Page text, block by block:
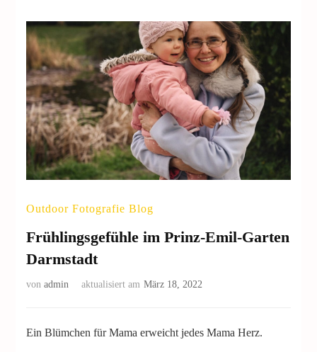
Outdoor Fotografie Blog
Frühlingsgefühle im Prinz-Emil-Garten
Darmstadt
vonadmin aktualisiert am März 18, 2022
Ein Blümchen für Mama erweicht jedes Mama Herz.